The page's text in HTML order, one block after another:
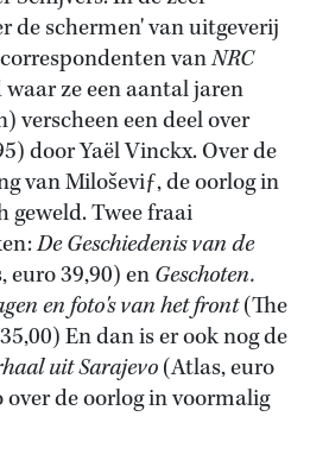
de schermen' van uitgeverij
vanNRC
ze een aantal jaren
verscheen een deel over
door Yaël Vinckx. Over de
van Miloševiƒ, de oorlog in
geweld. Twee fraai
De Geschiedenis van de
euro 39,90) enGeschoten.
en foto's van het front(The
En dan is er ook nog de
uit Sarajevo(Atlas, euro
over de oorlog in voormalig